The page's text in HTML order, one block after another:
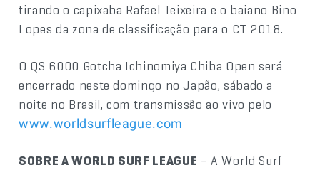
tirando o capixaba Rafael Teixeira e o baiano Bino
Lopes da zona de classificação para o CT 2018.
O QS 6000 Gotcha Ichinomiya Chiba Open será
encerrado neste domingo no Japão, sábado a
noite no Brasil, com transmissão ao vivo pelo
www.worldsurfleague.com
SOBRE A WORLD SURF LEAGUE – A World Surf